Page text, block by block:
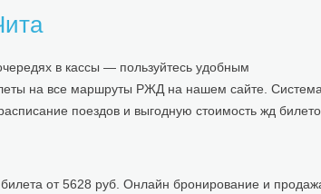
в кассы — пользуйтесь удобным
на все маршруты РЖД на нашем сайте.
поездов и выгодную стоимость жд
от 5628 руб. Онлайн бронирование и